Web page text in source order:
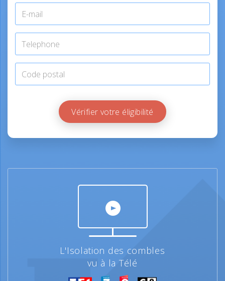
Vérifier votre éligibilité
L'Isolation des combles
vu à la Télé